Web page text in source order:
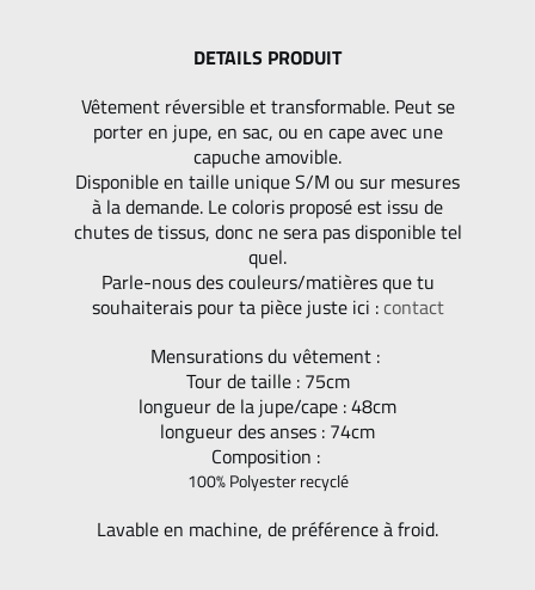
DETAILS PRODUIT
Vêtement réversible et transformable. Peut se
porter en jupe, en sac, ou en cape avec une
capuche amovible.
Disponible en taille unique S/M ou sur mesures
à la demande. Le coloris proposé est issu de
chutes de tissus, donc ne sera pas disponible tel
quel.
Parle-nous des couleurs/matières que tu
souhaiterais pour ta pièce juste ici :contact
Mensurations du vêtement :
Tour de taille : 75cm
longueur de la jupe/cape : 48cm
longueur des anses : 74cm
Composition :
100% Polyester recyclé
Lavable en machine, de préférence à froid.